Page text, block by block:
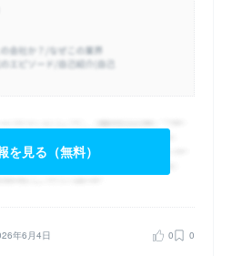
を見る（無料）
年6月4日 0 0